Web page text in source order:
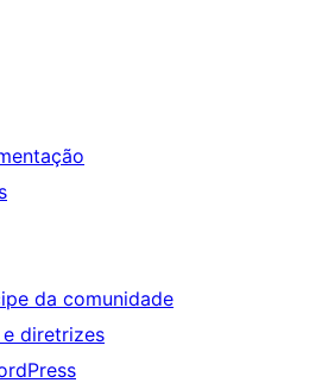
da comunidade
e diretrizes